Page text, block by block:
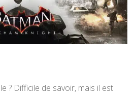
? Difficile de savoir, mais il est